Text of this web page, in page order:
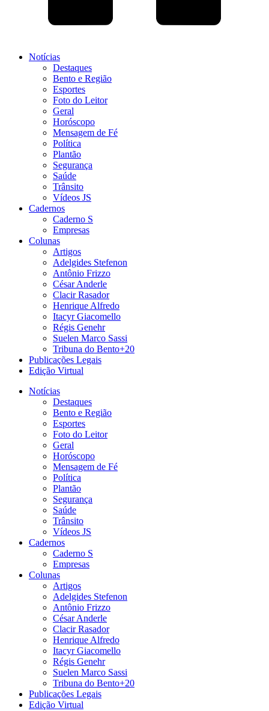
Notícias
Destaques
Bento e Região
Esportes
Foto do Leitor
Geral
Horóscopo
Mensagem de Fé
Política
Plantão
Segurança
Saúde
Trânsito
Vídeos JS
Cadernos
Caderno S
Empresas
Colunas
Artigos
Adelgides Stefenon
Antônio Frizzo
César Anderle
Clacir Rasador
Henrique Alfredo
Itacyr Giacomello
Régis Genehr
Suelen Marco Sassi
Tribuna do Bento+20
Publicações Legais
Edição Virtual
Notícias
Destaques
Bento e Região
Esportes
Foto do Leitor
Geral
Horóscopo
Mensagem de Fé
Política
Plantão
Segurança
Saúde
Trânsito
Vídeos JS
Cadernos
Caderno S
Empresas
Colunas
Artigos
Adelgides Stefenon
Antônio Frizzo
César Anderle
Clacir Rasador
Henrique Alfredo
Itacyr Giacomello
Régis Genehr
Suelen Marco Sassi
Tribuna do Bento+20
Publicações Legais
Edição Virtual